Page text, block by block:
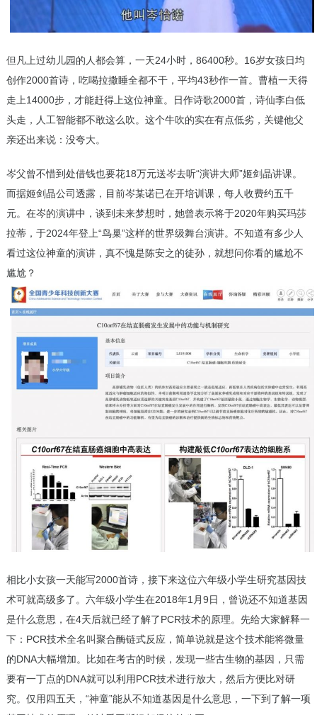
但凡上过幼儿园的人都会算，一天24小时，86400秒。16岁女孩日均
创作2000首诗，吃喝拉撒睡全都不干，平均43秒作一首。曹植一天得
走上14000步，才能赶得上这位神童。日作诗歌2000首，诗仙李白低
头走，人工智能都不敢这么吹。这个牛吹的实在有点低劣，关键他父
亲还出来说：没夸大。
岑父曾不惜到处借钱也要花18万元送岑去听“演讲大师”姬剑晶讲课。
而据姬剑晶公司透露，目前岑某诺已在开培训课，每人收费约五千
元。在岑的演讲中，谈到未来梦想时，她曾表示将于2020年购买玛莎
拉蒂，于2024年登上“鸟巢”这样的世界级舞台演讲。不知道有多少人
看过这位神童的演讲，真不愧是陈安之的徒孙，就想问你看的尴尬不
尴尬？
相比小女孩一天能写2000首诗，接下来这位六年级小学生研究基因技
术可就高级多了。六年级小学生在2018年1月9日，曾说还不知道基因
是什么意思，在4天后就已经了解了PCR技术的原理。先给大家解释一
下：PCR技术全名叫聚合酶链式反应，简单说就是这个技术能将微量
的DNA大幅增加。比如在考古的时候，发现一些古生物的基因，只需
要有一丁点的DNA就可以利用PCR技术进行放大，然后方便比对研
究。仅用四五天，“神童”能从不知道基因是什么意思，一下到了解一项